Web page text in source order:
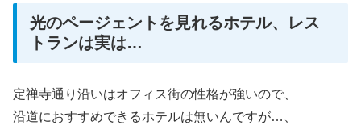
光のページェントを見れるホテル、レス
トランは実は…
定禅寺通り沿いはオフィス街の性格が強いので、
沿道におすすめできるホテルは無いんですが…、